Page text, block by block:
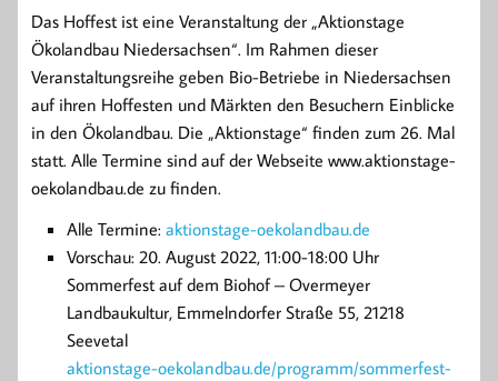
Das Hoffest ist eine Veranstaltung der „Aktionstage
Ökolandbau Niedersachsen“. Im Rahmen dieser
Veranstaltungsreihe geben Bio-Betriebe in Niedersachsen
auf ihren Hoffesten und Märkten den Besuchern Einblicke
in den Ökolandbau. Die „Aktionstage“ finden zum 26. Mal
statt. Alle Termine sind auf der Webseite www.aktionstage-
oekolandbau.de zu finden.
Alle Termine: aktionstage-oekolandbau.de
Vorschau: 20. August 2022, 11:00-18:00 Uhr
Sommerfest auf dem Biohof – Overmeyer
Landbaukultur, Emmelndorfer Straße 55, 21218
Seevetal
aktionstage-oekolandbau.de/programm/sommerfest-